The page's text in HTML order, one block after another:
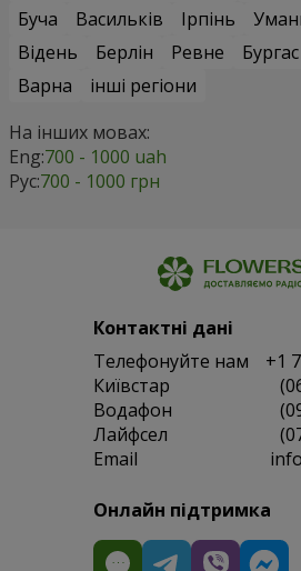
Буча
Васильків Ірпінь
Відень
Берлін Ревне Бургас
Варна
інші регіони
На інших мовах:
Eng:700 - 1000 uah
Рус:700 - 1000 грн
Контактні дані
Телефонуйте нам
+1
Київстар
Водафон
Лайфсел
Email
Онлайн підтримка